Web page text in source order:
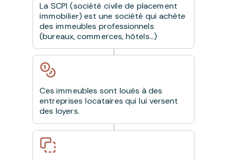
Ces immeubles sont loués à des
entreprises locataires qui lui versent
des loyers.
La SCPI (société civile de placement
immobilier) est une société qui achète
des immeubles professionnels
(bureaux, commerces, hôtels…)